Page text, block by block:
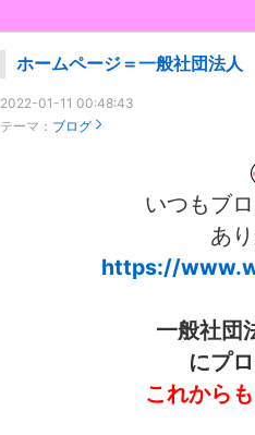
ホームページ＝一般社団法人
2022-01-11 00:48:43
テーマ： ブログ
いつもブ
あ
https://
一般社団
にプ
これから